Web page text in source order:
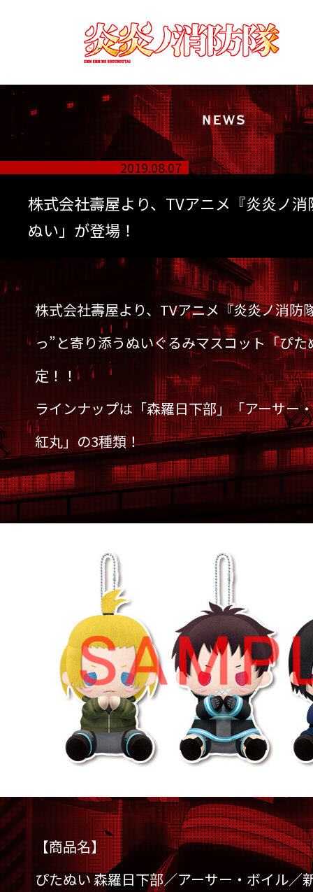
2019.08.07
株式会社壽屋より、TVアニメ『炎炎ノ
ぬい」が登場！
株式会社壽屋より、TVアニメ『炎炎ノ消防
っ”と寄り添うぬいぐるみマスコット「ぴ
定！！
ラインナップは「森羅日下部」「アーサー
紅丸」の3種類！
【商品名】
ぴたぬい 森羅日下部／アーサー・ボイル／
防
ENN
NO
SHOUBOUTAI